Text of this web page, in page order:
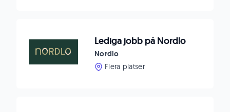
Lediga jobb på Nordlo
Nordlo
Flera platser